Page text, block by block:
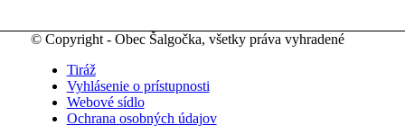
© Copyright - Obec Šalgočka, všetky práva vyhradené
Tiráž
Vyhlásenie o prístupnosti
Webové sídlo
Ochrana osobných údajov